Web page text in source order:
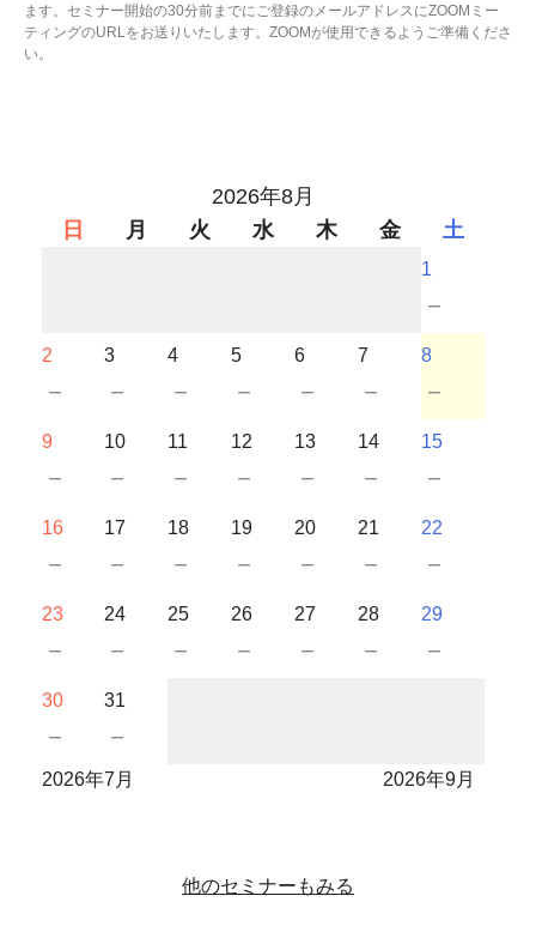
ます。セミナー開始の30分前までにご登録のメールアドレスにZOOMミー
ティングのURLをお送りいたします。ZOOMが使用できるようご準備くださ
い。
2026年8月
日
月 火 水 木 金 土
1
－
2
－
3
－
4
－
5
－
6
－
7
－
8
－
9
－
10
－
11
－
12
－
13
－
14
－
15
－
16
－
17
－
18
－
19
－
20
－
21
－
22
－
23
－
24
－
25
－
26
－
27
－
28
－
29
－
30
－
31
－
2026年7月 2026年9月
他のセミナーもみる